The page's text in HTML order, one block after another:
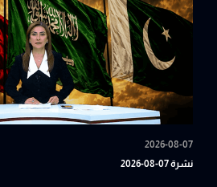
2026-08-07
نشرة 07-08-2026